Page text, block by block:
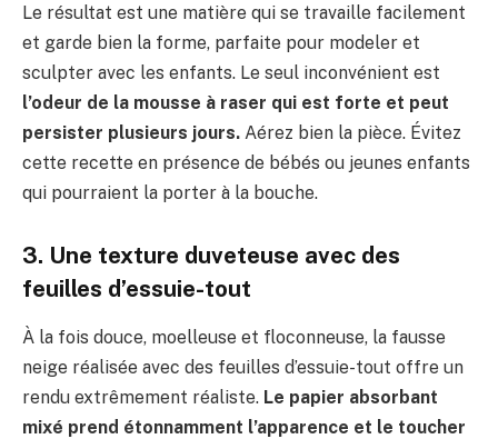
Le résultat est une matière qui se travaille facilement
et garde bien la forme, parfaite pour modeler et
sculpter avec les enfants. Le seul inconvénient est
l’odeur de la mousse à raser qui est forte et peut
persister plusieurs jours. Aérez bien la pièce. Évitez
cette recette en présence de bébés ou jeunes enfants
qui pourraient la porter à la bouche.
3. Une texture duveteuse avec des
feuilles d’essuie-tout
À la fois douce, moelleuse et floconneuse, la fausse
neige réalisée avec des feuilles d’essuie-tout offre un
rendu extrêmement réaliste. Le papier absorbant
mixé prend étonnamment l’apparence et le toucher